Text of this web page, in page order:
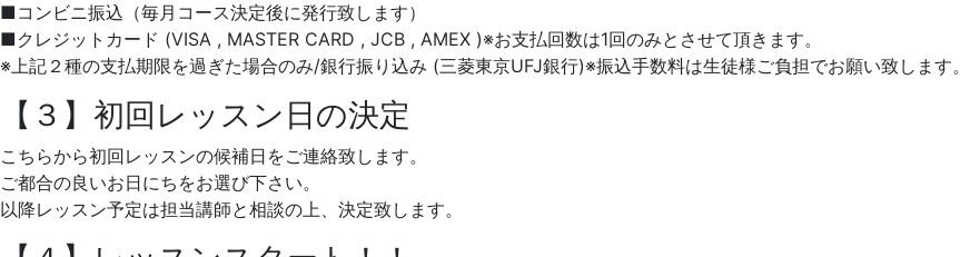
■コンビニ振込（毎月コース決定後に発行致します）
■クレジットカード (VISA , MASTER CARD , JCB , AMEX )※お支払回数は1回のみとさせて頂きます。
※上記２種の支払期限を過ぎた場合のみ/銀行振り込み (三菱東京UFJ銀行)※振込手数料は生徒様ご負担でお願い致します。
【３】初回レッスン日の決定
こちらから初回レッスンの候補日をご連絡致します。
ご都合の良いお日にちをお選び下さい。
以降レッスン予定は担当講師と相談の上、決定致します。